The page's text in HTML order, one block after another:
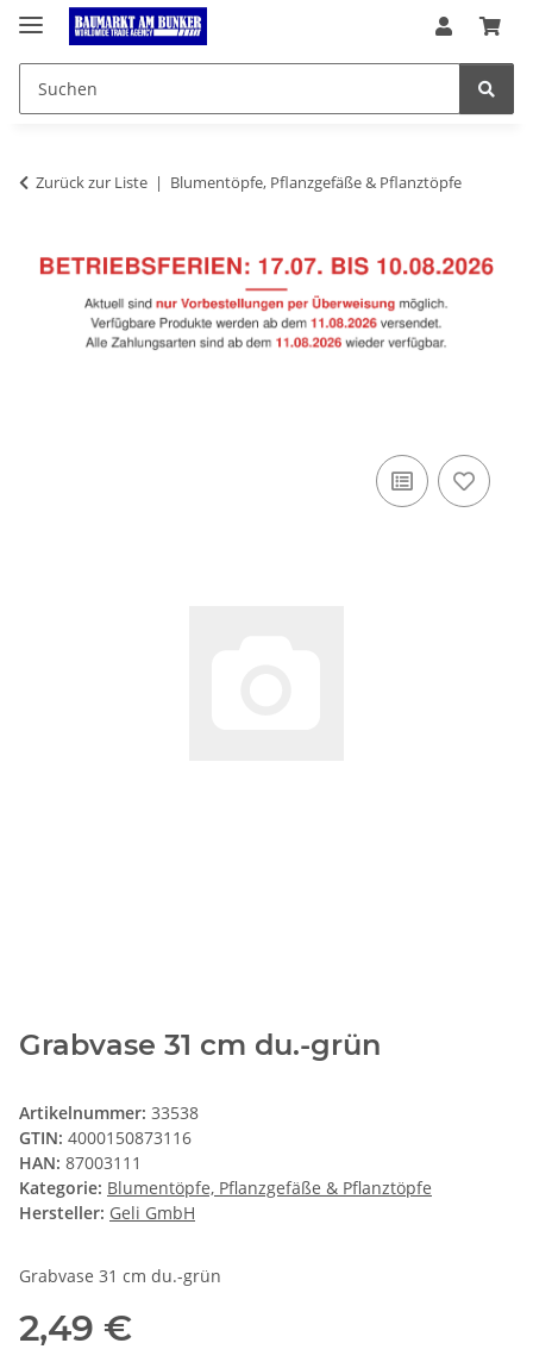
Zurück zur Liste Blumentöpfe, Pflanzgefäße & Pflanztöpfe
Grabvase 31 cm du.-grün
Artikelnummer: 33538
GTIN: 4000150873116
HAN: 87003111
Kategorie: Blumentöpfe, Pflanzgefäße & Pflanztöpfe
Hersteller: Geli GmbH
Grabvase 31 cm du.-grün
2,49 €